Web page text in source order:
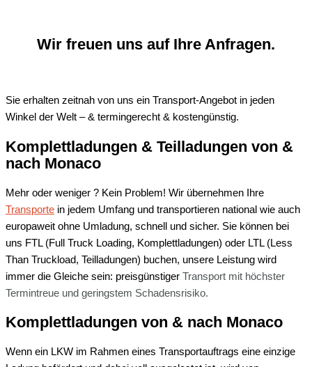
Wir freuen uns auf Ihre Anfragen.
Sie erhalten zeitnah von uns ein Transport-Angebot in jeden
Winkel der Welt – & termingerecht & kostengünstig.
Komplettladungen & Teilladungen von &
nach Monaco
Mehr oder weniger ? Kein Problem! Wir übernehmen Ihre
Transporte in jedem Umfang und transportieren national wie auch
europaweit ohne Umladung, schnell und sicher. Sie können bei
uns FTL (Full Truck Loading, Komplettladungen) oder LTL (Less
Than Truckload, Teilladungen) buchen, unsere Leistung wird
immer die Gleiche sein: preisgünstiger Transport mit höchster
Termintreue und geringstem Schadensrisiko.
Komplettladungen von & nach Monaco
Wenn ein LKW im Rahmen eines Transportauftrags eine einzige